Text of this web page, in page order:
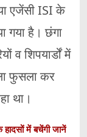
एजेंसी ISI के
गया है। छंगा
व शिपयार्डों में
फुसला कर
था।
में बचेंगी जानें